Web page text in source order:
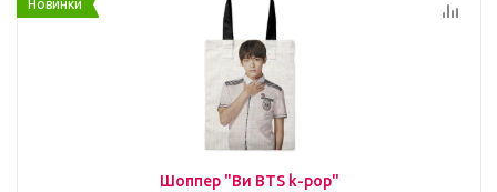
Новинки
Шоппер "Ви BTS k-pop"